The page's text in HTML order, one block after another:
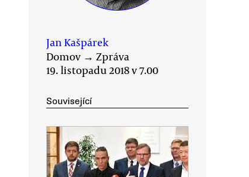
Jan Kašpárek
Domov → Zpráva
19. listopadu 2018 v 7.00
Související